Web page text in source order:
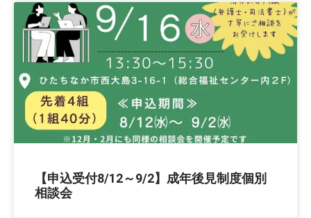
【申込受付8/12～9/2】成年後見制度個別
相談会